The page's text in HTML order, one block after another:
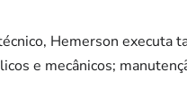
Hemerson executa
e mecânicos;